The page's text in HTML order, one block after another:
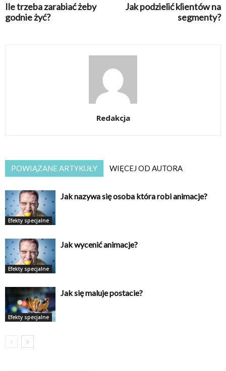
Ile trzeba zarabiać żeby
godnie żyć?
Jak podzielić klientów na
segmenty?
Redakcja
POWIĄZANE ARTYKUŁY WIĘCEJ OD AUTORA
Efekty specjalne
Jak nazywa się osoba która robi animacje?
Efekty specjalne
Jak wycenić animacje?
Efekty specjalne
Jak się maluje postacie?